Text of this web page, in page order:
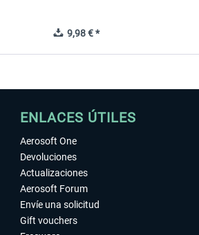
9,98 € *
ENLACES ÚTILES
Aerosoft One
Devoluciones
Actualizaciones
Aerosoft Forum
Envíe una solicitud
Gift vouchers